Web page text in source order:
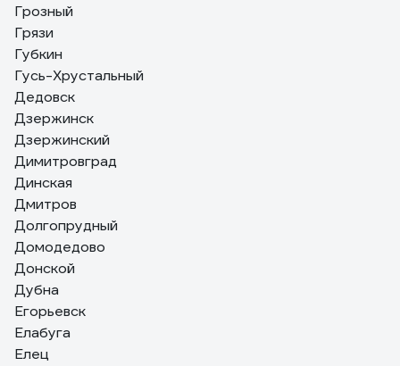
Грозный
Грязи
Губкин
Гусь-Хрустальный
Дедовск
Дзержинск
Дзержинский
Димитровград
Динская
Дмитров
Долгопрудный
Домодедово
Донской
Дубна
Егорьевск
Елабуга
Елец